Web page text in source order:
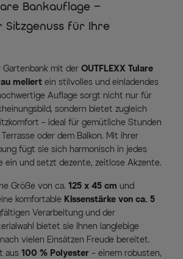
Bankauflage –
Sitzgenuss für Ihre
Gartenbank mit der OUTFLEXX Tulare
meliert ein stilvolles und einladendes
Auflage sorgt nicht nur für
sondern bietet zugleich
– ideal für gemütliche Stunden
oder dem Balkon. Mit ihrer
fügt sie sich harmonisch in jedes
ein und setzt dezente, zeitlose Akzente.
Größe von ca. 125 x 45 cm und
komfortable Kissenstärke von ca. 5
Verarbeitung und der
bietet sie Ihnen langlebige
vielen Einsätzen Freude bereitet.
aus 100 % Polyester – einem robusten,